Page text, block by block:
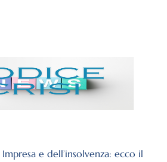
e dell’insolvenza: ecco il